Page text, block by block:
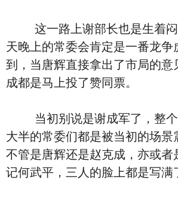
这一路上谢部长也是生着闷
天晚上的常委会肯定是一番龙争
到，当唐辉直接拿出了市局的意
成都是马上投了赞同票。
当初别说是谢成军了，整个
大半的常委们都是被当初的场景
不管是唐辉还是赵克成，亦或者
记何武平，三人的脸上都是写满